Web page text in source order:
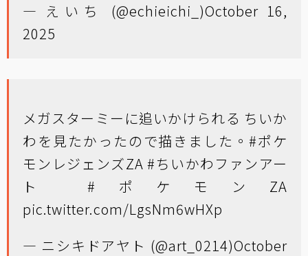
— えいち (@echieichi_)October 16,
2025
メガスターミーに追いかけられる ちいか
わを見たかったので描きました。#ポケ
モンレジェンズZA #ちいかわファンアー
ト
#ポケモンZA
pic.twitter.com/LgsNm6wHXp
— ニシキドアヤト (@art_0214)October